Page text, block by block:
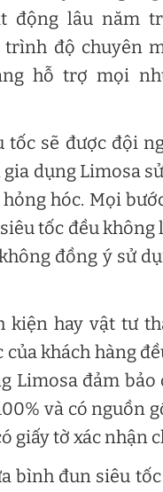
động lâu năm
trình độ chuyên
hỗ trợ mọi
tốc sẽ được đội
gia dụng Limosa
hóc. Mọi
tốc đều không
đồng ý sử
kiện hay vật tư
khách hàng
Limosa đảm bảo
và có nguồn
giấy tờ xác nhận
bình đun siêu